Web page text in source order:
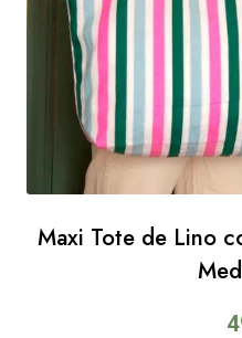
Maxi Tote de Lino